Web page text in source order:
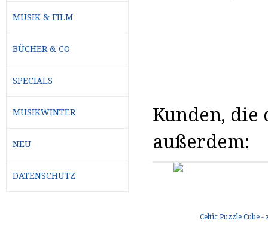
Kunden, die
außerdem:
MUSIK & FILM
BÜCHER & CO
SPECIALS
MUSIKWINTER
NEU
DATENSCHUTZ